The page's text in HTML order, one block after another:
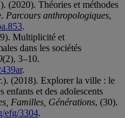
(2020). Théories et méthodes
Parcours anthropologiques,
.
Multiplicité et
dans les sociétés
(2), 3–10.
.
(2018). Explorer la ville : le
enfants et des adolescents
Familles, Générations, (30).
efg/3304.